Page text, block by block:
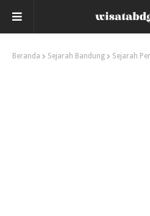
Beranda Sejarah Bandung Sejarah